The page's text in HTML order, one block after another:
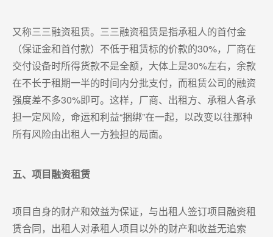
又称三三融资租赁。三三融资租赁是指承租人的首付金
（保证金和首付款）不低于租赁标的价款的30%，厂商在
交付设备时所得货款不是全额，大体上是30%左右，余款
在不长于租期一半的时间内分批支付，而租赁公司的融资
强度差不多30%即可。这样，厂商、出租方、承租人各承
担一定风险，命运和利益“捆绑”在一起，以改变以往那种
所有风险由出租人一方独担的局面。
五、项目融资租赁
项目自身的财产和效益为保证，与出租人签订项目融资租
赁合同，出租人对承租人项目以外的财产和收益无追索